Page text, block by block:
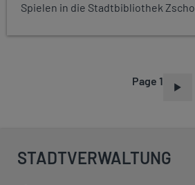
Spielen in die Stadtbibliothek
Page 1
STADTVERWALTUNG